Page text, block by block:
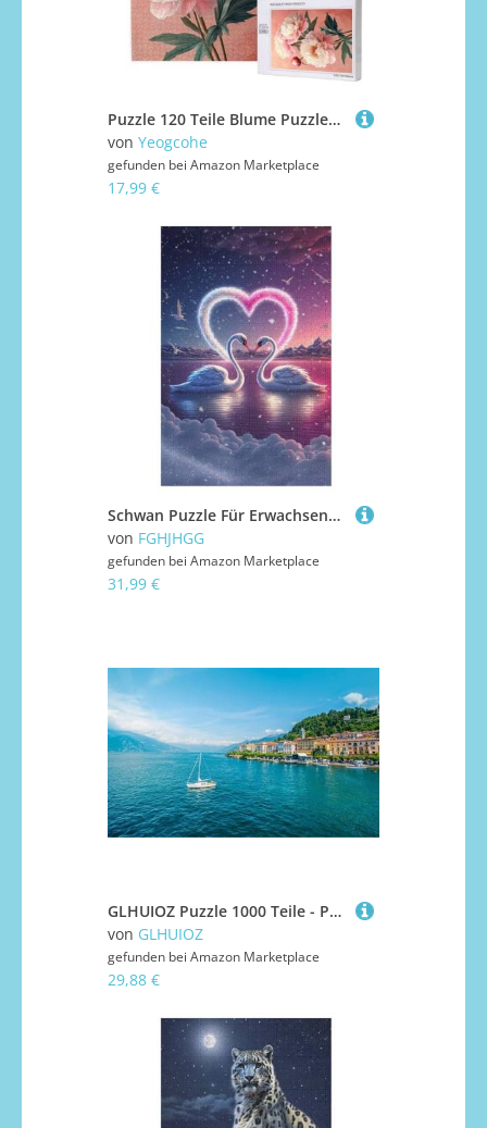
Puzzle 120 Teile Blume Puzzles für Erwachsene Rosa HD Puzzel Anspruchsvolles und Lustig Kreatives Unterhaltungsspiel, DIY Holzpuzzle für Erwachsene Als Feiertage Zimmer Deko Geschenk fur Frauen M-1878
von Yeogcohe
gefunden bei Amazon Marketplace
17,99 €
Schwan Puzzle Für Erwachsene,1000-teiliges Puzzles, Für Kinder,Holzpuzzle,Lernspielzeug, 78×53cm
von FGHJHGG
gefunden bei Amazon Marketplace
31,99 €
GLHUIOZ Puzzle 1000 Teile - Puzzel für Erwachsene - 100% Recycelten hölzern Jigsaw Puzzle Erwachsene und Kinder - Familienspaß Italien Yacht 75x50cm
von GLHUIOZ
gefunden bei Amazon Marketplace
29,88 €